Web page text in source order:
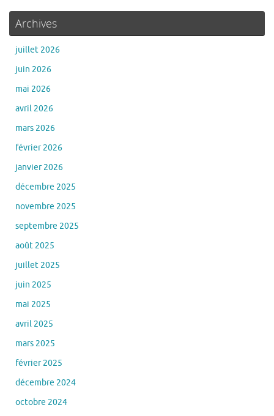
Archives
juillet 2026
juin 2026
mai 2026
avril 2026
mars 2026
février 2026
janvier 2026
décembre 2025
novembre 2025
septembre 2025
août 2025
juillet 2025
juin 2025
mai 2025
avril 2025
mars 2025
février 2025
décembre 2024
octobre 2024